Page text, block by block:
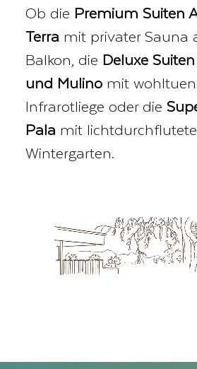
Ob die Premium Suiten
Terra mit privater Sauna
Balkon, die Deluxe
und Mulino mit
Infrarotliege oder die
Pala mit
Wintergarten.